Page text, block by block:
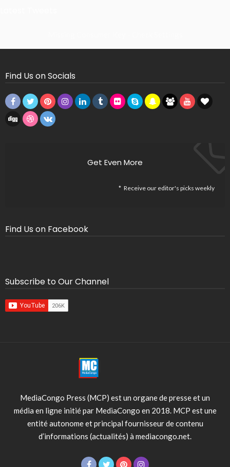
Find Us on Socials
Get Even More
Receive our editor's picks weekly
Find Us on Facebook
Subscribe to Our Channel
MediaCongo Press (MCP) est un organe de presse et un
média en ligne initié par MediaCongo en 2018. MCP est une
entité autonome et principal fournisseur de contenu
d’informations (actualités) à mediacongo.net.